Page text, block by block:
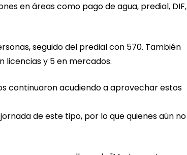
en áreas como pago de agua, predial, DIF,
seguido del predial con 570. También
licencias y 5 en mercados.
continuaron acudiendo a aprovechar estos
de este tipo, por lo que quienes aún no